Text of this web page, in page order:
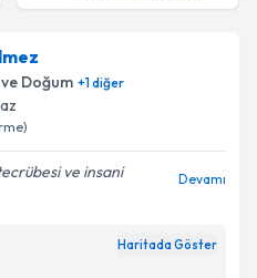
ve Doğum +1diğer
ve insani
Devamı
Haritada Göster